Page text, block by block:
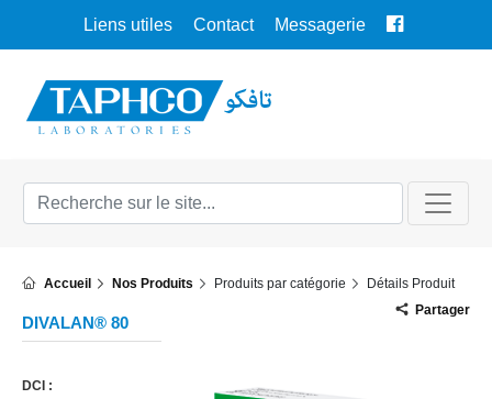
Liens utiles Contact Messagerie
Accueil Nos Produits Produits par catégorie
Détails Produit
Partager
DIVALAN® 80
DCI :